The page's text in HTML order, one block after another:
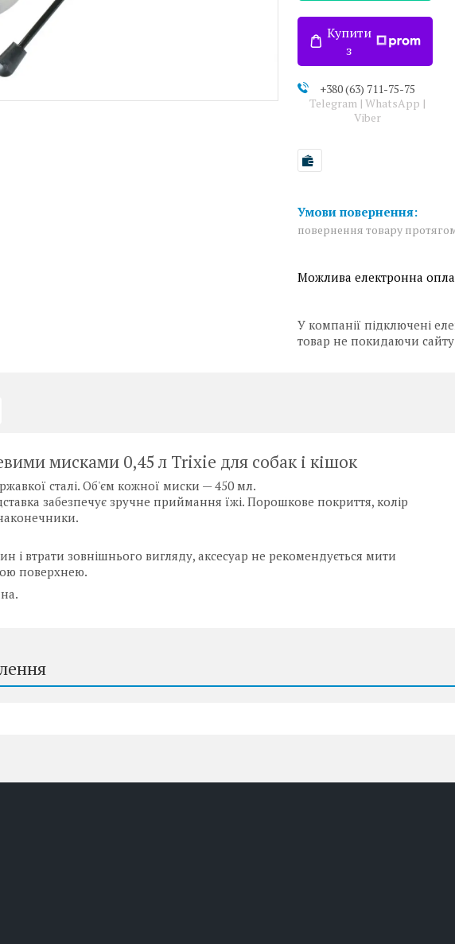
Купити
з
+380 (63) 711-75-75
Telegram | WhatsApp |
Viber
повернення товару
У компанії підключені
товар не покидаючи
мисками 0,45 л Trixie для собак і кішок
сталі. Об'єм кожної миски — 450 мл.
забезпечує зручне приймання їжі. Порошкове покриття, колір
втрати зовнішнього вигляду, аксесуар не рекомендується мити
поверхнею.